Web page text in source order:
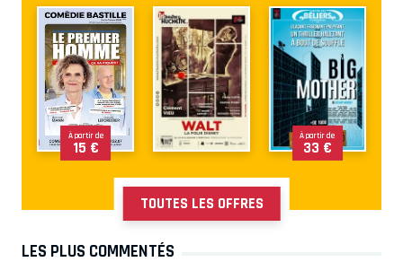
À partir de
15 €
À partir de
33 €
TOUTES LES OFFRES
LES PLUS COMMENTÉS